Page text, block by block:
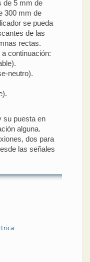
de 5 mm de
300 mm de
se pueda
de las
rectas.
continuación:
neutro).
su puesta en
alguna.
dos para
las señales